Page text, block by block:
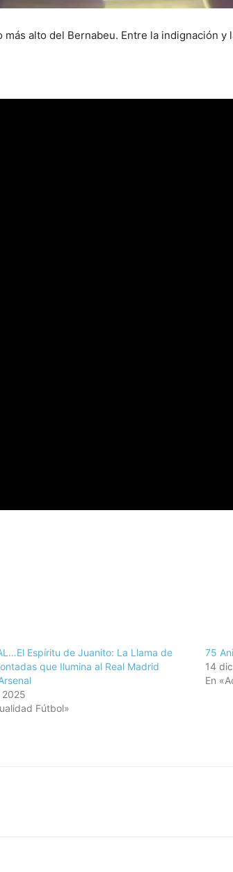
alto del Bernabeu. Entre la indignación y
Espíritu de Juanito: La Llama de
que Ilumina al Real Madrid
2025
Fútbol»
75
14
En